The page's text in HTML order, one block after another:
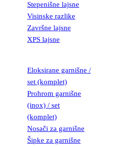
Stepenišne lajsne
Visinske razlike
Završne lajsne
XPS lajsne
Eloksirane garnišne /
set (komplet)
Prohrom garnišne
(inox) / set
(komplet)
Nosači za garnišne
Šipke za garnišne